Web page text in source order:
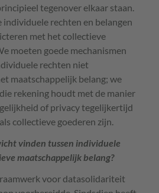
tegenover elkaar staan.
individuele rechten en belangen
met het collectieve
moeten goede mechanismen
rechten niet
maatschappelijk belang; we
rekening houdt met de manier
of privacy tegelijkertijd
collectieve goederen zijn.
vinden tussen individuele
maatschappelijk belang?
voor datasolidariteit